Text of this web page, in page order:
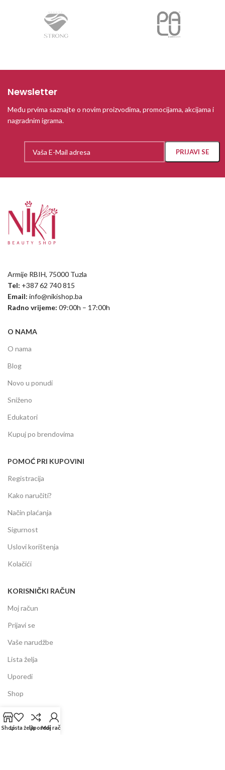
Newsletter
Među prvima saznajte o novim proizvodima, promocijama, akcijama i
nagradnim igrama.
Armije RBIH, 75000 Tuzla
Tel: +387 62 740 815
Email: info@nikishop.ba
Radno vrijeme: 09:00h – 17:00h
O NAMA
O nama
Blog
Novo u ponudi
Sniženo
Edukatori
Kupuj po brendovima
POMOĆ PRI KUPOVINI
Registracija
Kako naručiti?
Način plaćanja
Sigurnost
Uslovi korištenja
Kolačići
KORISNIČKI RAČUN
Moj račun
Prijavi se
Vaše narudžbe
Lista želja
Uporedi
Shop
INFORMACIJE
ShopLista željaUporediMoj račun